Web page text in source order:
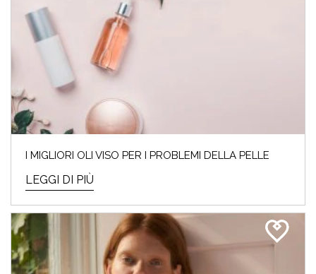
I MIGLIORI OLI VISO PER I PROBLEMI DELLA PELLE
LEGGI DI PIÙ